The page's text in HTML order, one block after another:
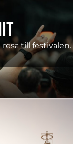
resa till festivalen.